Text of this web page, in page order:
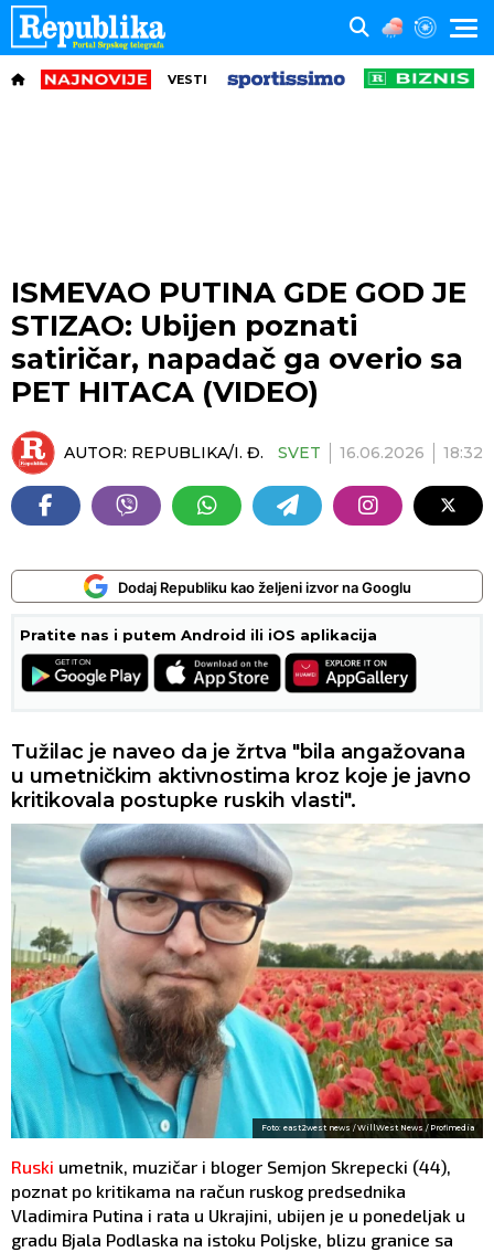
VESTI
ISMEVAO PUTINA GDE GOD JE
STIZAO: Ubijen poznati
satiričar, napadač ga overio sa
PET HITACA (VIDEO)
AUTOR: REPUBLIKA/I. Đ. SVET 16.06.2026 18:32
Dodaj Republiku kao željeni izvor na Googlu
Pratite nas i putem Android ili iOS aplikacija
Tužilac je naveo da je žrtva "bila angažovana
u umetničkim aktivnostima kroz koje je javno
kritikovala postupke ruskih vlasti".
Foto: east2west news / WillWest News / Profimedia
Ruski umetnik, muzičar i bloger Semjon Skrepecki (44),
poznat po kritikama na račun ruskog predsednika
Vladimira Putina i rata u Ukrajini, ubijen je u ponedeljak u
gradu Bjala Podlaska na istoku Poljske, blizu granice sa